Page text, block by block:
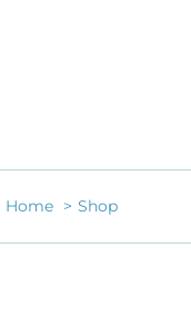
Home Shop